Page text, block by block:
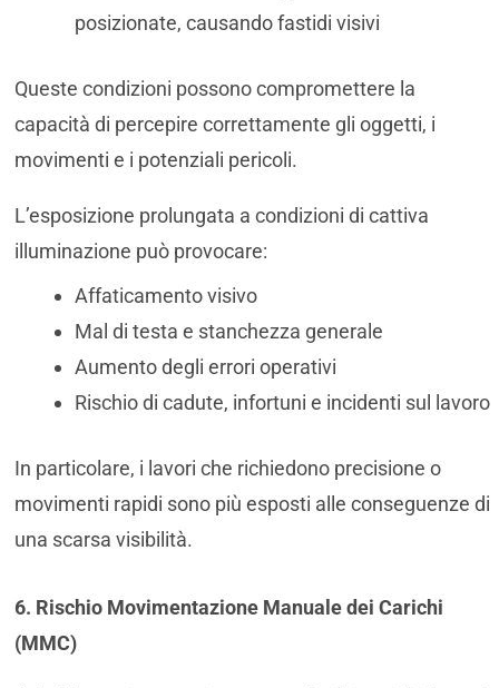
posizionate, causando fastidi visivi
Queste condizioni possono compromettere la
capacità di percepire correttamente gli oggetti, i
movimenti e i potenziali pericoli.
L’esposizione prolungata a condizioni di cattiva
illuminazione può provocare:
Affaticamento visivo
Mal di testa e stanchezza generale
Aumento degli errori operativi
Rischio di cadute, infortuni e incidenti sul lavoro
In particolare, i lavori che richiedono precisione o
movimenti rapidi sono più esposti alle conseguenze di
una scarsa visibilità.
6. Rischio Movimentazione Manuale dei Carichi
(MMC)